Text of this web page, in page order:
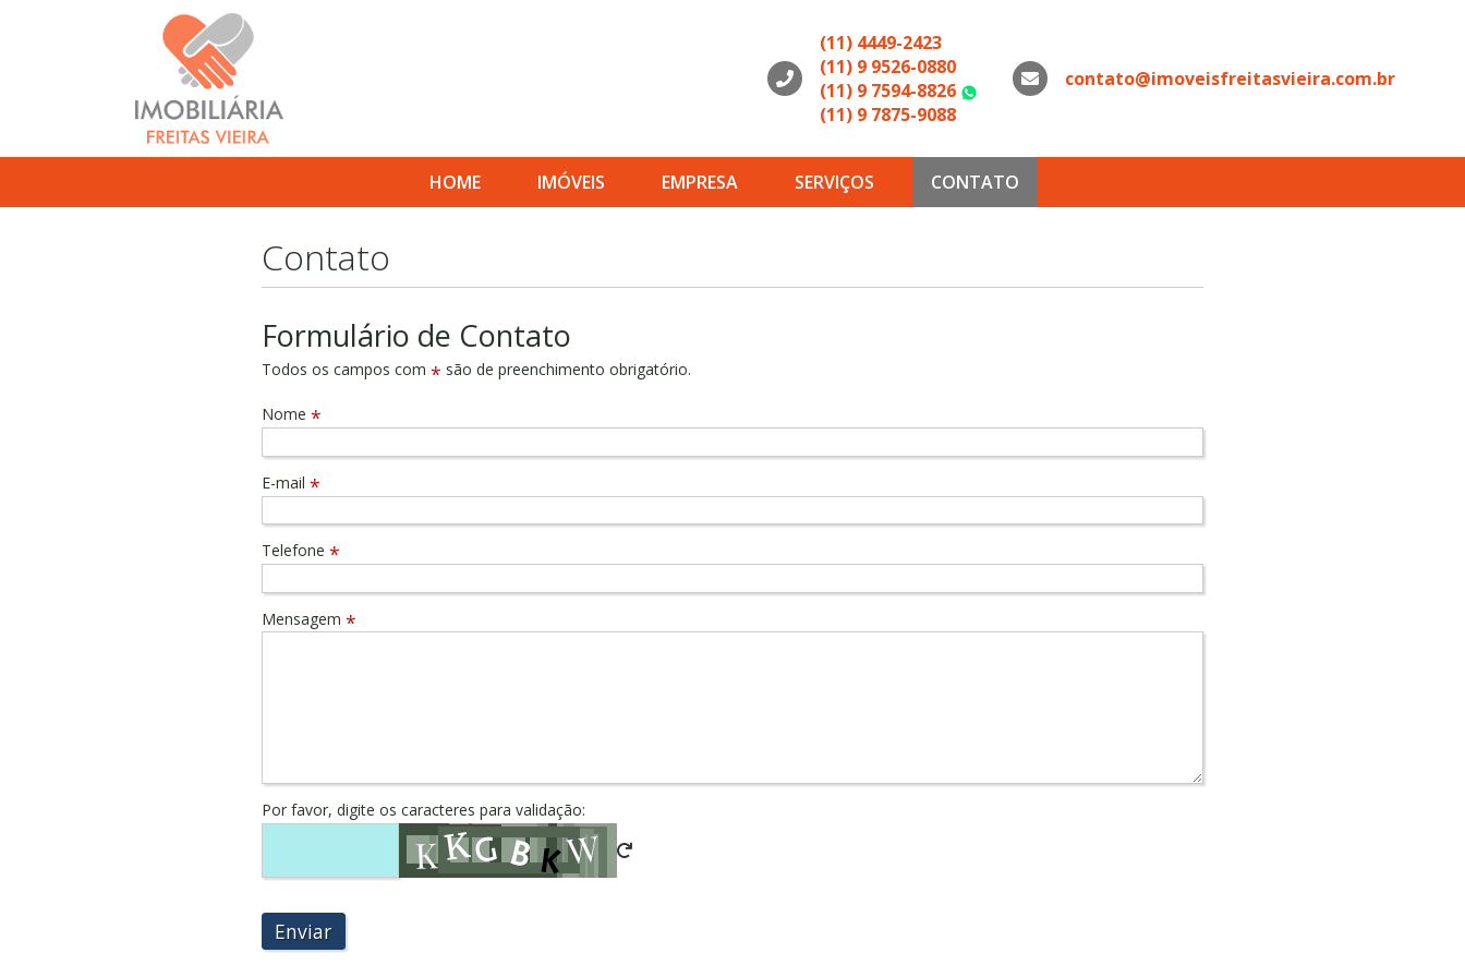
(11) 4449-2423
(11) 9 9526-0880
(11) 9 7594-8826
WhatsApp
(11) 9 7875-9088
contato@imoveisfreitasvieira.com.br
HOME IMÓVEIS EMPRESA SERVIÇOS CONTATO
Contato
Formulário de Contato
Todos os campos com * são de preenchimento obrigatório.
Nome *
E-mail *
Telefone *
Mensagem *
Por favor, digite os caracteres para validação:
Enviar